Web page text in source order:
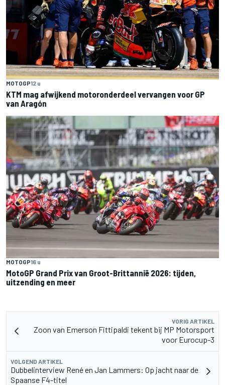
MOTOGP12 u
KTM mag afwijkend motoronderdeel vervangen voor GP
van Aragón
MOTOGP16 u
MotoGP Grand Prix van Groot-Brittannië 2026: tijden,
uitzending en meer
VORIG ARTIKEL
Zoon van Emerson Fittipaldi tekent bij MP Motorsport
voor Eurocup-3
VOLGEND ARTIKEL
Dubbelinterview René en Jan Lammers: Op jacht naar de
Spaanse F4-titel